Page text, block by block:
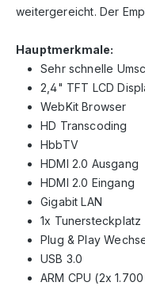
weitergereicht. Der
Hauptmerkmale:
Sehr schnelle
2,4" TFT LCD
WebKit Browser
HD Transcoding
HbbTV
HDMI 2.0 Ausgang
HDMI 2.0 Eingang
Gigabit LAN
1x
Plug & Play
USB 3.0
ARM CPU (2x